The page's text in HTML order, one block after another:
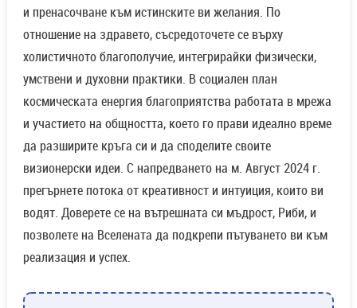
и пренасочване към истинските ви желания. По
отношение на здравето, съсредоточете се върху
холистичното благополучие, интегрирайки физически,
умствени и духовни практики. В социален план
космическата енергия благоприятства работата в мрежа
и участието на общността, което го прави идеално време
да разширите кръга си и да споделите своите
визионерски идеи. С напредването на м. Август 2024 г.
прегърнете потока от креативност и интуиция, които ви
водят. Доверете се на вътрешната си мъдрост, Риби, и
позволете на Вселената да подкрепи пътуването ви към
реализация и успех.